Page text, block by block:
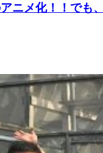
ニメ化！！でも